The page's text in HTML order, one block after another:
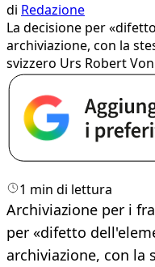
di Redazione
La decisione per
archiviazione, con la
svizzero Urs Robert
1 min di lettura
Archiviazione per i
per «difetto
archiviazione, con la